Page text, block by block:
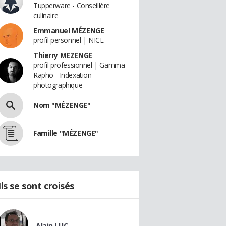
Tupperware - Conseillère
culinaire
Emmanuel MÉZENGE
profil personnel | NICE
Thierry MEZENGE
profil professionnel | Gamma-
Rapho - Indexation
photographique
Nom "MÉZENGE"
Famille "MÉZENGE"
se sont croisés